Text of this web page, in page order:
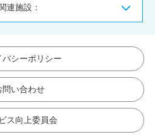
連施設：
バシーポリシー
問い合わせ
ス向上委員会